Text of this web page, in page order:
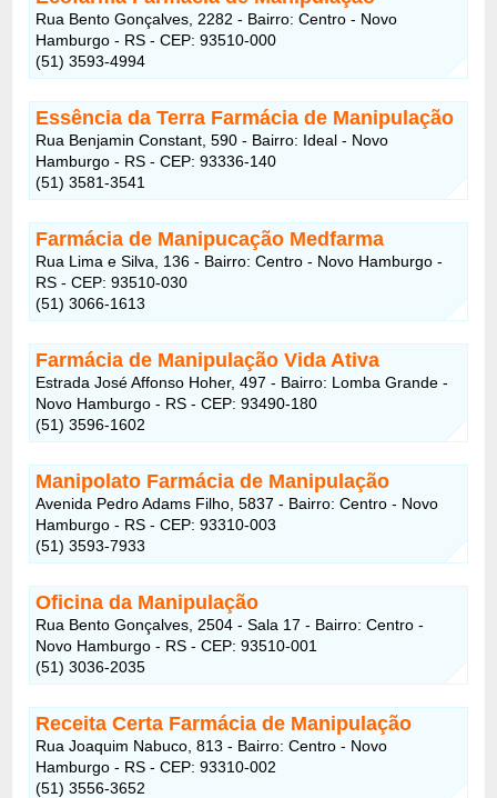
Rua Bento Gonçalves, 2282 - Bairro: Centro - Novo
Hamburgo - RS - CEP: 93510-000
(51) 3593-4994
Essência da Terra Farmácia de Manipulação
Rua Benjamin Constant, 590 - Bairro: Ideal - Novo
Hamburgo - RS - CEP: 93336-140
(51) 3581-3541
Farmácia de Manipucação Medfarma
Rua Lima e Silva, 136 - Bairro: Centro - Novo Hamburgo -
RS - CEP: 93510-030
(51) 3066-1613
Farmácia de Manipulação Vida Ativa
Estrada José Affonso Hoher, 497 - Bairro: Lomba Grande -
Novo Hamburgo - RS - CEP: 93490-180
(51) 3596-1602
Manipolato Farmácia de Manipulação
Avenida Pedro Adams Filho, 5837 - Bairro: Centro - Novo
Hamburgo - RS - CEP: 93310-003
(51) 3593-7933
Oficina da Manipulação
Rua Bento Gonçalves, 2504 - Sala 17 - Bairro: Centro -
Novo Hamburgo - RS - CEP: 93510-001
(51) 3036-2035
Receita Certa Farmácia de Manipulação
Rua Joaquim Nabuco, 813 - Bairro: Centro - Novo
Hamburgo - RS - CEP: 93310-002
(51) 3556-3652